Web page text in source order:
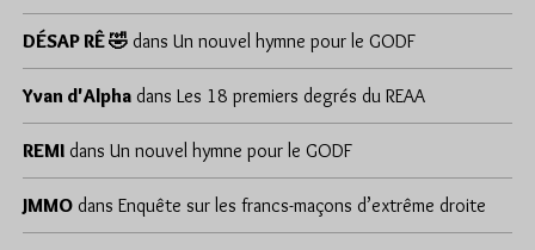
DÉSAP RÊ 🤣 dans Un nouvel hymne pour le GODF
Yvan d'Alpha dans Les 18 premiers degrés du REAA
REMI dans Un nouvel hymne pour le GODF
JMMO dans Enquête sur les francs-maçons d’extrême droite